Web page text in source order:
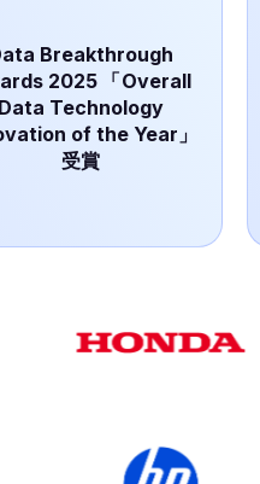
Breakthrough
2025
「Overall
Data Technology
of the Year」
受賞